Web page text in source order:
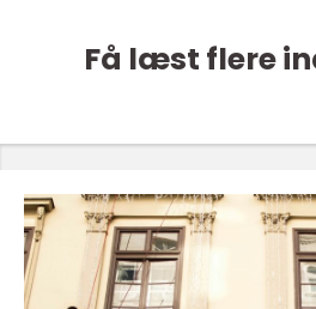
Få læst flere